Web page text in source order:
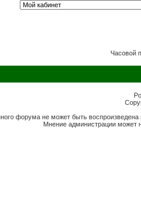
Часовой
форума не может быть
Мнение администрации может